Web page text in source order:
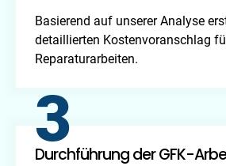
Basierend auf unserer Analyse
detaillierten Kostenvoranschlag
Reparaturarbeiten.
Durchführung der GFK-
3